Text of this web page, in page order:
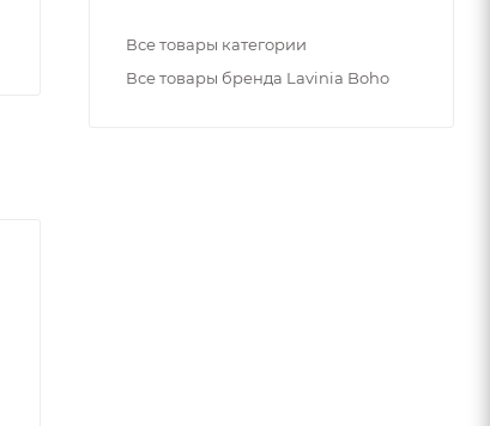
Все товары категории
Все товары бренда Lavinia Boho